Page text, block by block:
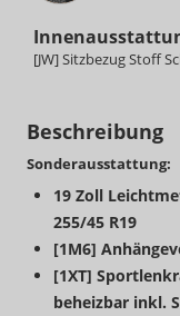
[JW] Sitzbezug Stoff
Beschreibung
Sonderausstattung:
19 Zoll
255/45 R19
[1M6]
[1XT]
beheizbar inkl.